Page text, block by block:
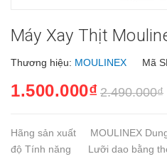
Máy Xay Thịt
Thương hiệu: MOULINEX Mã
1.500.000₫ 2.490.000₫
Hãng sản xuất MOULINEX
độ Tính năng Lưỡi dao bằng